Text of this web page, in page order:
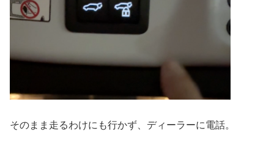
そのまま走るわけにも行かず、ディーラーに電話。